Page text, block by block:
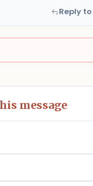
Reply
message